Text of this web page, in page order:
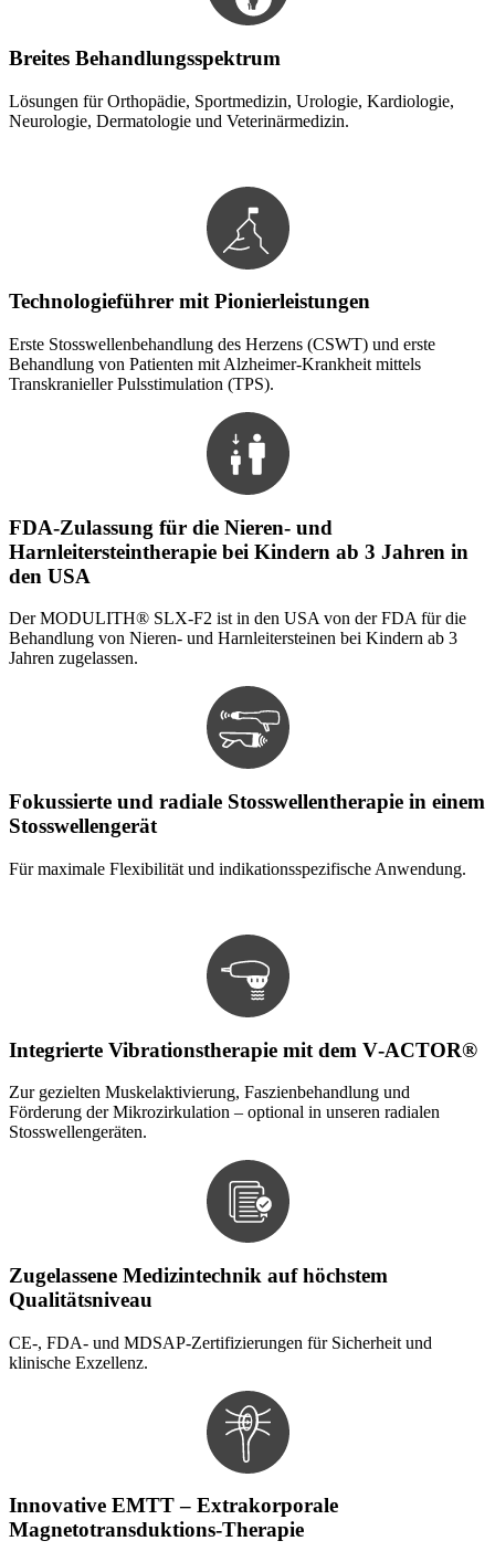
Breites Behandlungsspektrum
Lösungen für Orthopädie, Sportmedizin, Urologie, Kardiologie,
Neurologie, Dermatologie und Veterinärmedizin.
Technologieführer mit Pionierleistungen
Erste Stosswellenbehandlung des Herzens (CSWT) und erste
Behandlung von Patienten mit Alzheimer-Krankheit mittels
Transkranieller Pulsstimulation (TPS).
FDA-Zulassung für die Nieren- und
Harnleitersteintherapie bei Kindern ab 3 Jahren in
den USA
Der MODULITH® SLX-F2 ist in den USA von der FDA für die
Behandlung von Nieren- und Harnleitersteinen bei Kindern ab 3
Jahren zugelassen.
Fokussierte und radiale Stosswellentherapie in einem
Stosswellengerät
Für maximale Flexibilität und indikationsspezifische Anwendung.
Integrierte Vibrationstherapie mit dem V‑ACTOR®
Zur gezielten Muskelaktivierung, Faszienbehandlung und
Förderung der Mikrozirkulation – optional in unseren radialen
Stosswellengeräten.
Zugelassene Medizintechnik auf höchstem
Qualitätsniveau
CE-, FDA- und MDSAP-Zertifizierungen für Sicherheit und
klinische Exzellenz.
Innovative EMTT – Extrakorporale
Magnetotransduktions-Therapie